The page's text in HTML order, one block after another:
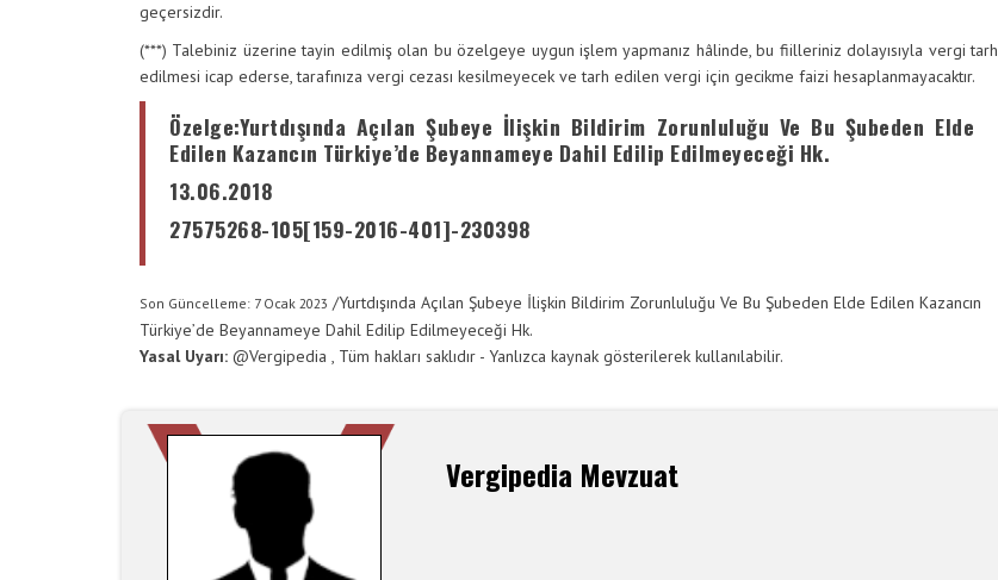
geçersizdir.
(***) Talebiniz üzerine tayin edilmiş olan bu özelgeye uygun işlem yapmanız hâlinde, bu fiilleriniz dolayısıyla vergi tarh
edilmesi icap ederse, tarafınıza vergi cezası kesilmeyecek ve tarh edilen vergi için gecikme faizi hesaplanmayacaktır.
Özelge:Yurtdışında Açılan Şubeye İlişkin Bildirim Zorunluluğu Ve Bu Şubeden Elde
Edilen Kazancın Türkiye’de Beyannameye Dahil Edilip Edilmeyeceği Hk.
13.06.2018
27575268-105[159-2016-401]-230398
Son Güncelleme: 7 Ocak 2023 /Yurtdışında Açılan Şubeye İlişkin Bildirim Zorunluluğu Ve Bu Şubeden Elde Edilen Kazancın
Türkiye’de Beyannameye Dahil Edilip Edilmeyeceği Hk.
Yasal Uyarı: @Vergipedia , Tüm hakları saklıdır - Yanlızca kaynak gösterilerek kullanılabilir.
Vergipedia Mevzuat